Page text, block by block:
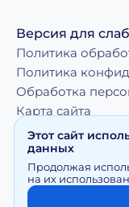
Версия для
Политика
Политика
Обработка
Карта сайта
использование
doktor.org
Правообладателя
Этот сайт
данных
Продолжая
на их